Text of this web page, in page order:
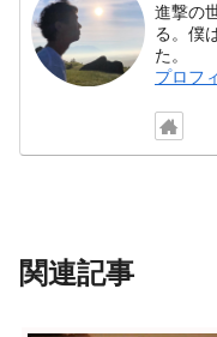
進撃の
る。僕
た。
プロフ
関連記事